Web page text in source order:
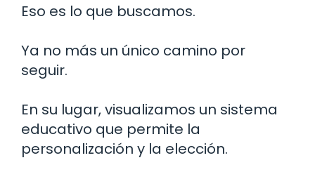
Eso es lo que buscamos.
Ya no más un único camino por
seguir.
En su lugar, visualizamos un sistema
educativo que permite la
personalización y la elección.